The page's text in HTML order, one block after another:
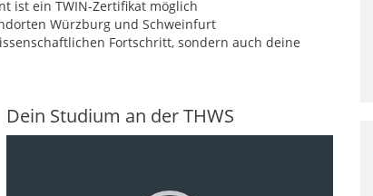
ist ein TWIN-Zertifikat möglich
Würzburg und Schweinfurt
Fortschritt, sondern auch deine
Dein Studium an der THWS